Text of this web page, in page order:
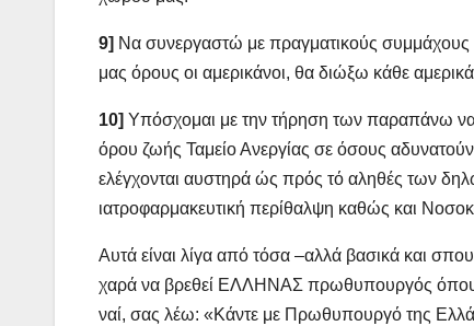
9] Να συνεργαστώ με πραγματικούς
μας όρους οι αμερικάνοι, θα διώξω κάθε
10] Υπόσχομαι με την τήρηση των παραπάνω να
όρου ζωής Ταμείο Ανεργίας σε όσους
ελέγχονται αυστηρά ώς πρός τό αληθές των
ιατροφαρμακευτική περίθαλψη καθώς και
Αυτά είναι λίγα από τόσα –αλλά βασικά και
χαρά να βρεθεί ΕΛΛΗΝΑΣ πρωθυπουργός όπου
ναί, σας λέω: «Κάντε με Πρωθυπουργό της